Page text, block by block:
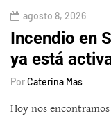
agosto 8, 2026
Incendio en
ya está
PorCaterina Mas
Hoy nos